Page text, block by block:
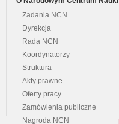
Zadania NCN
Dyrekcja
Rada NCN
Koordynatorzy
Struktura
Akty prawne
Oferty pracy
Zamówienia publiczne
Nagroda NCN